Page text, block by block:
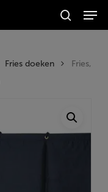
Zoeken
Fries doeken
Fries,